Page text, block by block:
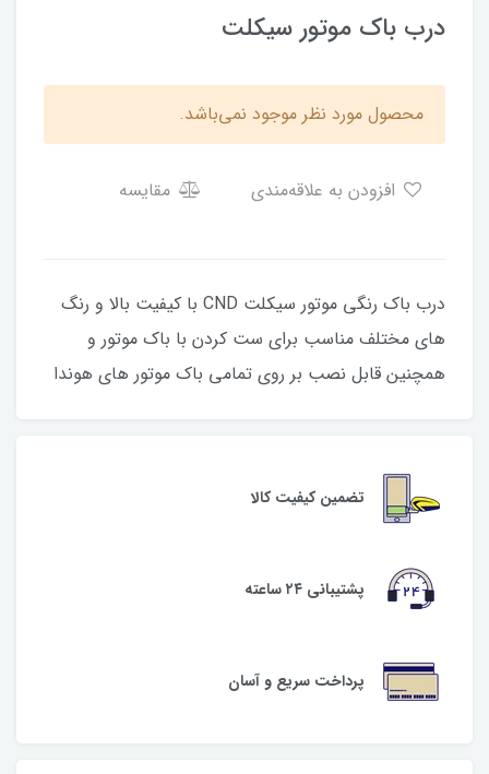
درب باک موتور سیکلت
محصول مورد نظر موجود نمی‌باشد.
مقایسه
درب باک رنگی موتور سیکلت CND با کیفیت بالا و رنگ
های مختلف مناسب برای ست کردن با باک موتور و
همچنین قابل نصب بر روی تمامی باک موتور های هوندا
تضمین کیفیت کالا
پشتیبانی ۲۴ ساعته
پرداخت سریع و آسان